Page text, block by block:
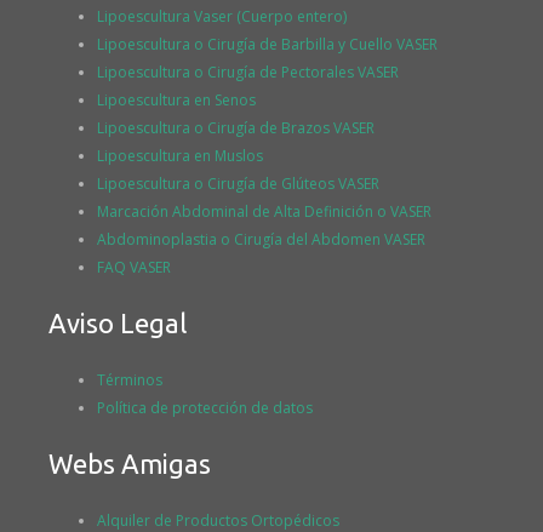
Lipoescultura Vaser (Cuerpo entero)
Lipoescultura o Cirugía de Barbilla y Cuello VASER
Lipoescultura o Cirugía de Pectorales VASER
Lipoescultura en Senos
Lipoescultura o Cirugía de Brazos VASER
Lipoescultura en Muslos
Lipoescultura o Cirugía de Glúteos VASER
Marcación Abdominal de Alta Definición o VASER
Abdominoplastia o Cirugía del Abdomen VASER
FAQ VASER
Aviso Legal
Términos
Política de protección de datos
Webs Amigas
Alquiler de Productos Ortopédicos